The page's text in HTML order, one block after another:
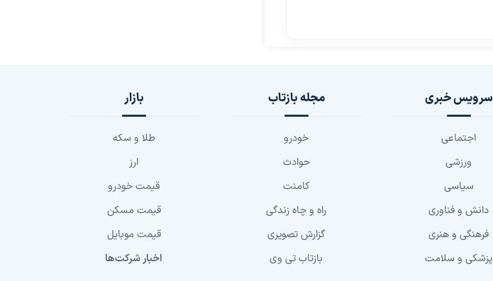
سرویس خبری
اجتماعی
ورزشی
سیاسی
دانش و فناوری
فرهنگی و هنری
پزشکی و سلامت
مجله بازتاب
خودرو
حوادث
کامنت
راه و چاه زندگی
گزارش تصویری
بازتاب تی وی
بازار
طلا و سکه
ارز
قیمت خودرو
قیمت مسکن
قیمت موبایل
اخبار شرکت‌ها